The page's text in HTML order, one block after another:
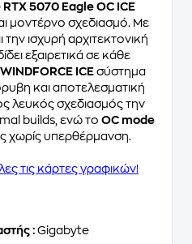
5070 Eagle OC ICE
μοντέρνο σχεδιασμό. Με
ισχυρή αρχιτεκτονική
εξαιρετικά σε κάθε
WINDFORCE ICEσύστημα
και αποτελεσματική
λευκός σχεδιασμός την
builds, ενώ το OC mode
χωρίς υπερθέρμανση.
τις κάρτες γραφικών!
:Gigabyte